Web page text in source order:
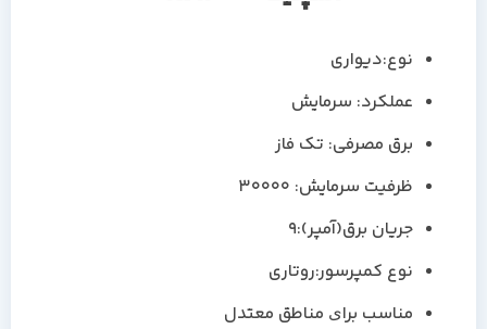
نوع:دیواری
عملکرد: سرمایش
برق مصرفی: تک فاز
ظرفیت سرمایش: 30000
جریان برق(آمپر):9
نوع کمپرسور:روتاری
مناسب براى مناطق معتدل